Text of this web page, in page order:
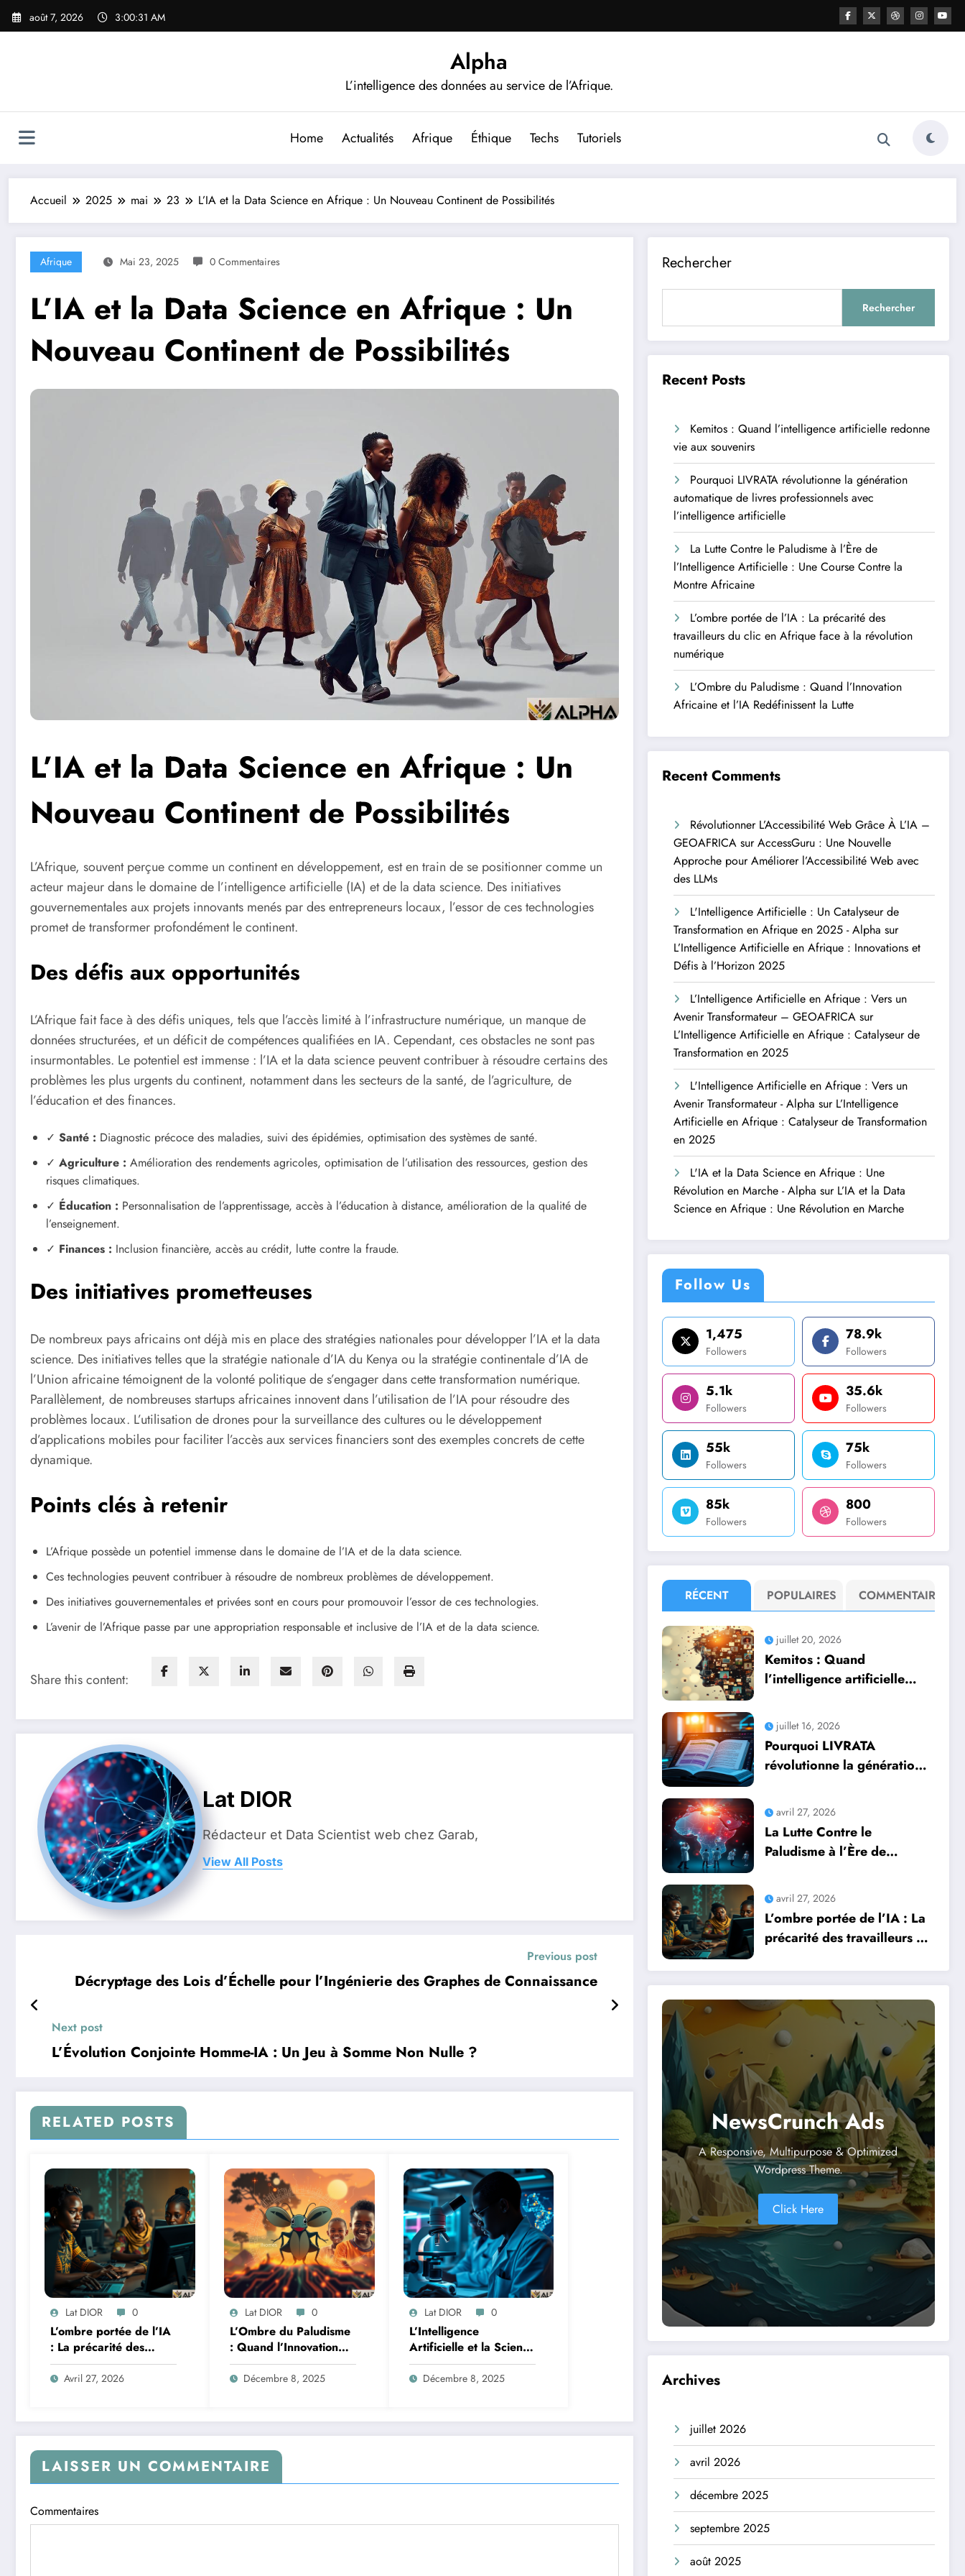
Aller
août 7, 2026 3:00:33 AM
Alpha
L’intelligence des données au service de l’Afrique.
Home Actualités Afrique Éthique Techs Tutoriels
Accueil 2025 mai 23 L’IA et la Data Science en Afrique : Un Nouveau Continent de Possibilités
Afrique Mai 23, 2025 0 Commentaires
L’IA et la Data Science en Afrique : Un
Nouveau Continent de Possibilités
L’IA et la Data Science en Afrique : Un
Nouveau Continent de Possibilités
L’Afrique, souvent perçue comme un continent en développement, est en train de se positionner comme un
acteur majeur dans le domaine de l’intelligence artificielle (IA) et de la data science. Des initiatives
gouvernementales aux projets innovants menés par des entrepreneurs locaux, l’essor de ces technologies
promet de transformer profondément le continent.
Des défis aux opportunités
L’Afrique fait face à des défis uniques, tels que l’accès limité à l’infrastructure numérique, un manque de
données structurées, et un déficit de compétences qualifiées en IA. Cependant, ces obstacles ne sont pas
insurmontables. Le potentiel est immense : l’IA et la data science peuvent contribuer à résoudre certains des
problèmes les plus urgents du continent, notamment dans les secteurs de la santé, de l’agriculture, de
l’éducation et des finances.
✓ Santé : Diagnostic précoce des maladies, suivi des épidémies, optimisation des systèmes de santé.
✓ Agriculture : Amélioration des rendements agricoles, optimisation de l’utilisation des ressources, gestion des
risques climatiques.
✓ Éducation : Personnalisation de l’apprentissage, accès à l’éducation à distance, amélioration de la qualité de
l’enseignement.
✓ Finances : Inclusion financière, accès au crédit, lutte contre la fraude.
Des initiatives prometteuses
De nombreux pays africains ont déjà mis en place des stratégies nationales pour développer l’IA et la data
science. Des initiatives telles que la stratégie nationale d’IA du Kenya ou la stratégie continentale d’IA de
l’Union africaine témoignent de la volonté politique de s’engager dans cette transformation numérique.
Parallèlement, de nombreuses startups africaines innovent dans l’utilisation de l’IA pour résoudre des
problèmes locaux. L’utilisation de drones pour la surveillance des cultures ou le développement
d’applications mobiles pour faciliter l’accès aux services financiers sont des exemples concrets de cette
dynamique.
Points clés à retenir
L’Afrique possède un potentiel immense dans le domaine de l’IA et de la data science.
Ces technologies peuvent contribuer à résoudre de nombreux problèmes de développement.
Des initiatives gouvernementales et privées sont en cours pour promouvoir l’essor de ces technologies.
L’avenir de l’Afrique passe par une appropriation responsable et inclusive de l’IA et de la data science.
Share this content:
Lat DIOR
Rédacteur et Data Scientist web chez Garab,
View All Posts
Previous post
Décryptage des Lois d’Échelle pour l’Ingénierie des Graphes de Connaissance
Next post
L’Évolution Conjointe Homme-IA : Un Jeu à Somme Non Nulle ?
RELATED POSTS
Lat DIOR 0
L’ombre portée de l’IA
: La précarité des
travailleurs du clic en
Afrique face à la
Avril 27, 2026
Lat DIOR 0
L’Ombre du Paludisme
: Quand l’Innovation
Africaine et l’IA
Redéfinissent la Lutte
Décembre 8, 2025
Lat DIOR 0
L’Intelligence
Artificielle et la Science
des Données : Un
Nouveau Front contre
Décembre 8, 2025
LAISSER UN COMMENTAIRE
Commentaires
Rechercher
Rechercher
Recent Posts
Kemitos : Quand l’intelligence artificielle redonne
vie aux souvenirs
Pourquoi LIVRATA révolutionne la génération
automatique de livres professionnels avec
l’intelligence artificielle
La Lutte Contre le Paludisme à l’Ère de
l’Intelligence Artificielle : Une Course Contre la
Montre Africaine
L’ombre portée de l’IA : La précarité des
travailleurs du clic en Afrique face à la révolution
numérique
L’Ombre du Paludisme : Quand l’Innovation
Africaine et l’IA Redéfinissent la Lutte
Recent Comments
Révolutionner L’Accessibilité Web Grâce À L’IA –
GEOAFRICA surAccessGuru : Une Nouvelle
Approche pour Améliorer l’Accessibilité Web avec
des LLMs
L'Intelligence Artificielle : Un Catalyseur de
Transformation en Afrique en 2025 - Alpha sur
L’Intelligence Artificielle en Afrique : Innovations et
Défis à l’Horizon 2025
L’Intelligence Artificielle en Afrique : Vers un
Avenir Transformateur – GEOAFRICA sur
L’Intelligence Artificielle en Afrique : Catalyseur de
Transformation en 2025
L'Intelligence Artificielle en Afrique : Vers un
Avenir Transformateur - Alpha sur L’Intelligence
Artificielle en Afrique : Catalyseur de Transformation
en 2025
L'IA et la Data Science en Afrique : Une
Révolution en Marche - Alpha sur L’IA et la Data
Science en Afrique : Une Révolution en Marche
Follow Us
1,475
Followers
78.9k
Followers
5.1k
Followers
35.6k
Followers
55k
Followers
75k
Followers
85k
Followers
800
Followers
RÉCENT POPULAIRES COMMENTAIRE
juillet 20, 2026
Kemitos : Quand
l’intelligence artificielle
juillet 16, 2026
Pourquoi LIVRATA
révolutionne la génération
professionnels avec
l’intelligence artificielle
avril 27, 2026
La Lutte Contre le
Paludisme à l’Ère de
Une Course Contre la
Montre Africaine
avril 27, 2026
L’ombre portée de l’IA : La
précarité des travailleurs du
révolution numérique
NewsCrunch Ads
A Responsive, Multipurpose & Optimized
Wordpress Theme.
Click Here
Archives
juillet 2026
avril 2026
décembre 2025
septembre 2025
août 2025